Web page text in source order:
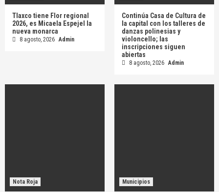
Tlaxco tiene Flor regional
2026, es Micaela Espejel la
nueva monarca
8 agosto, 2026 Admin
Continúa Casa de Cultura de
la capital con los talleres de
danzas polinesias y
violoncello; las
inscripciones siguen
abiertas
8 agosto, 2026 Admin
Nota Roja Municipios